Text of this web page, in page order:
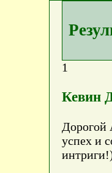
1
Кевин
Дорогой
успех и